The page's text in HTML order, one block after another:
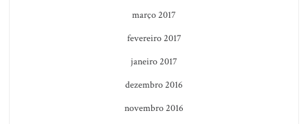
março 2017
fevereiro 2017
janeiro 2017
dezembro 2016
novembro 2016